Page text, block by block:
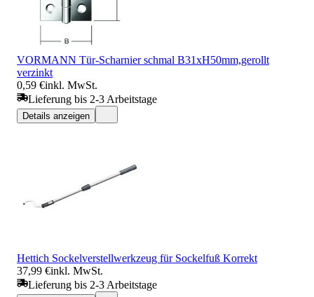
VORMANN Tür-Scharnier schmal B31xH50mm,gerollt
verzinkt
0,59 €inkl. MwSt.
Lieferung bis 2-3 Arbeitstage
Details anzeigen
Hettich Sockelverstellwerkzeug für Sockelfuß Korrekt
37,99 €inkl. MwSt.
Lieferung bis 2-3 Arbeitstage